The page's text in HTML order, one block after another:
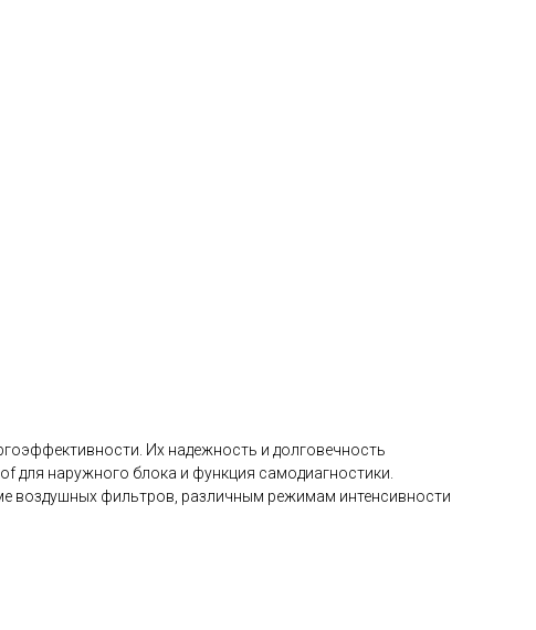
Их надежность и долговечность
для наружного блока и функция самодиагностики.
воздушных фильтров, различным режимам интенсивности